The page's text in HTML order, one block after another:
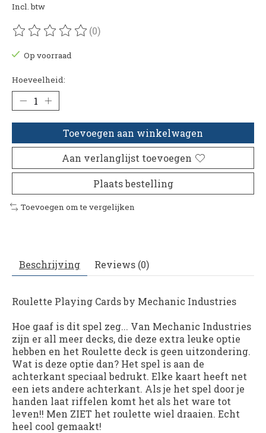
Incl. btw
De beoordeling van dit product is
(0)
Op voorraad
Hoeveelheid:
Toevoegen aan winkelwagen
Aan verlanglijst toevoegen
Plaats bestelling
Toevoegen om te vergelijken
Beschrijving Reviews (0)
Roulette Playing Cardsby Mechanic Industries
Hoe gaaf is dit spel zeg... Van Mechanic Industries
zijn er all meer decks, die deze extra leuke optie
hebben en het Roulette deck is geen uitzondering.
Wat is deze optie dan? Het spel is aan de
achterkant speciaal bedrukt. Elke kaart heeft net
een iets andere achterkant. Als je het spel door je
handen laat riffelen komt het als het ware tot
leven!! Men ZIET het roulette wiel draaien. Echt
heel cool gemaakt!